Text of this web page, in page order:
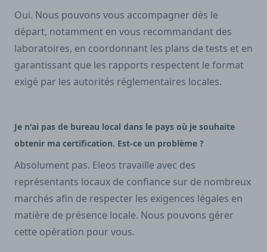
Oui. Nous pouvons vous accompagner dès le
départ, notamment en vous recommandant des
laboratoires, en coordonnant les plans de tests et en
garantissant que les rapports respectent le format
exigé par les autorités réglementaires locales.
Je n'ai pas de bureau local dans le pays où je souhaite
obtenir ma certification. Est-ce un problème ?
Absolument pas. Eleos travaille avec des
représentants locaux de confiance sur de nombreux
marchés afin de respecter les exigences légales en
matière de présence locale. Nous pouvons gérer
cette opération pour vous.